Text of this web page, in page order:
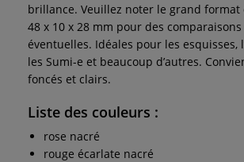
brillance. Veuillez noter le grand format
48 x 10 x 28 mm pour des comparaisons
éventuelles. Idéales pour les
les Sumi-e et beaucoup d’autres.
foncés et clairs.
Liste des couleurs :
rose nacré
rouge écarlate nacré